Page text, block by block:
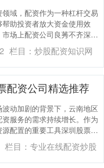
域，配资作为一种杠杆交易
助投资者放大资金使用效
场上配资公司良莠不齐深圳
，选择一家正规、安全的配
重要。本....
栏目： 炒股配资知识网
配资公司精选推荐
动加剧的背景下，云南地区
服务的需求持续增长。作为
配置的重要工具深圳股票配
配资能够放大资金使用效率，
平台选....
栏目： 专业在线配资炒股